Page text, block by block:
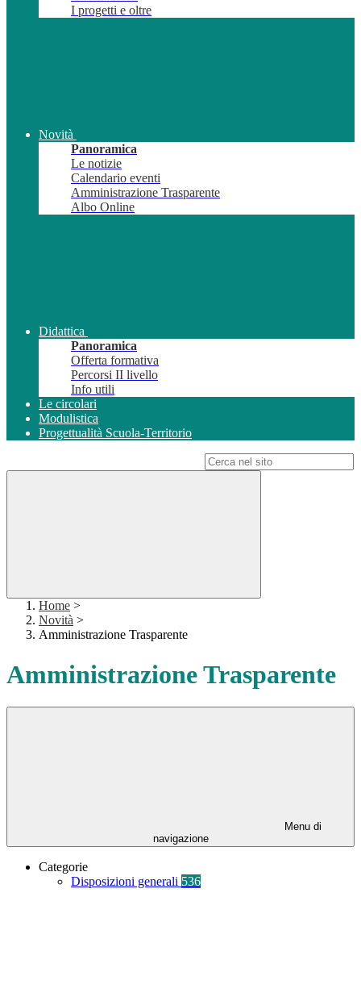
I progetti e oltre
Novità
Panoramica
Le notizie
Calendario eventi
Amministrazione Trasparente
Albo Online
Didattica
Panoramica
Offerta formativa
Percorsi II livello
Info utili
Le circolari
Modulistica
Progettualità Scuola-Territorio
Home >
Novità >
Amministrazione Trasparente
Amministrazione Trasparente
Menu di
navigazione
Categorie
Disposizioni generali 536